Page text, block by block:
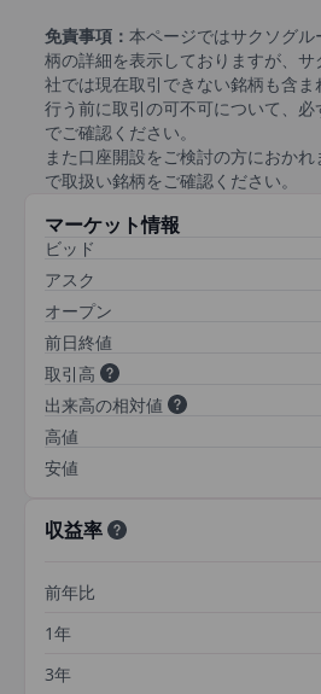
免責事項： 本ページではサクソグ
柄の詳細を表示しておりますが、
社では現在取引できない銘柄も含
行う前に取引の可不可について、
でご確認ください。
また口座開設をご検討の方におかれ
で取扱い銘柄をご確認ください。
マーケット情報
ビッド
アスク
オープン
前日終値
取引高
出来高の相対値
高値
安値
収益率
前年比
1年
3年